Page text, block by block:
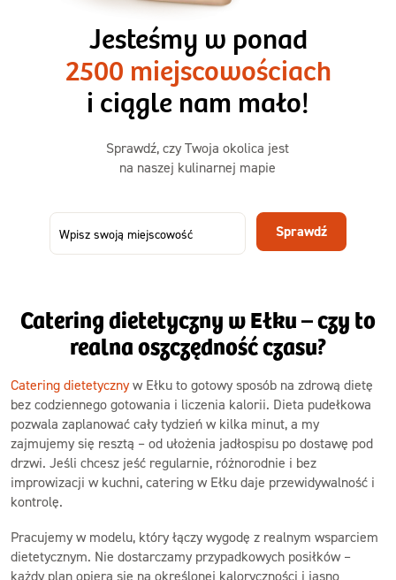
1500kcal - 2250kcal
3 sycące posiłki o większej objętości. Mniej dań,
ta sama wygoda!
50,31 zł
73,99
-32%
Menu
Jesteśmy w ponad
2500 miejscowościach
i ciągle nam mało!
Sprawdź, czy Twoja okolica jest
na naszej kulinarnej mapie
Sprawdź
Catering dietetyczny w Ełku – czy to
realna oszczędność czasu?
Catering dietetycznyw Ełku to gotowy sposób na zdrową dietę
bez codziennego gotowania i liczenia kalorii. Dieta pudełkowa
pozwala zaplanować cały tydzień w kilka minut, a my
zajmujemy się resztą – od ułożenia jadłospisu po dostawę pod
drzwi. Jeśli chcesz jeść regularnie, różnorodnie i bez
improwizacji w kuchni, catering w Ełku daje przewidywalność i
kontrolę.
Pracujemy w modelu, który łączy wygodę z realnym wsparciem
dietetycznym. Nie dostarczamy przypadkowych posiłków –
każdy plan opiera się na określonej kaloryczności i jasno